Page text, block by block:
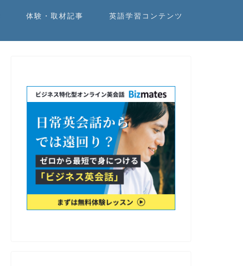
体験・取材記事 英語学習コンテンツ